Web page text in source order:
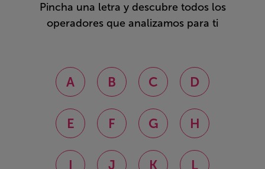
Pincha una letra y descubre todos los
operadores que analizamos para ti
A B C D
E F G H
I J K L